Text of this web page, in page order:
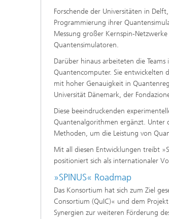
Forschende der Universitäten in
Programmierung ihrer
Messung großer Kernspin-
Quantensimulatoren.
Darüber hinaus arbeiteten die
Quantencomputer. Sie entwickelten
mit hoher Genauigkeit in
Universität Dänemark, der
Diese beeindruckenden
Quantenalgorithmen ergänzt. Unter
Methoden, um die Leistung von
Mit all diesen Entwicklungen treibt
positioniert sich als internationaler
»SPINUS« Roadmap
Das Konsortium hat sich zum Ziel
Consortium (QuIC)« und dem
Synergien zur weiteren Förderung